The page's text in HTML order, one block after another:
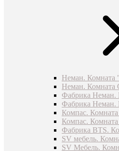
Неман. Комната
Неман.
Фабрика Неман.
Фабрика
Компас.
Компас.
Фабрика BTS.
SV мебель.
SV Мебель.